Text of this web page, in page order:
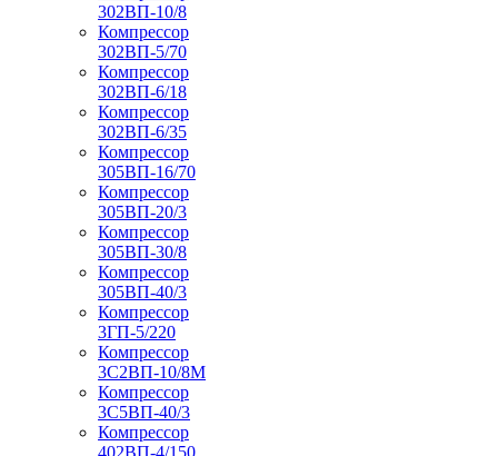
302ВП-10/8
Компрессор
302ВП-5/70
Компрессор
302ВП-6/18
Компрессор
302ВП-6/35
Компрессор
305ВП-16/70
Компрессор
305ВП-20/3
Компрессор
305ВП-30/8
Компрессор
305ВП-40/3
Компрессор
3ГП-5/220
Компрессор
3С2ВП-10/8М
Компрессор
3С5ВП-40/3
Компрессор
402ВП-4/150